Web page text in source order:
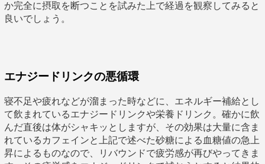
か完全に摂取を断つことを試みた上で経過を観察してみると
良いでしょう。
エナジードリンクの悪循環
寝不足や疲れなどが溜まった時などに、エネルギー補給とし
て飲まれているエナジードリンクや栄養ドリンク。確かに飲
んだ直後は体がシャキッとしますが、その効果は大量に含ま
れているカフェインと上記で述べた砂糖による血糖値の急上
昇によるものなので、リバウンドで疲労感が再びやってきま